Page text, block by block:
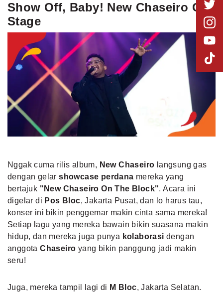
Show Off, Baby! New Chaseiro On
Stage
Nggak cuma rilis album, New Chaseiro langsung gas
dengan gelarshowcase perdana mereka yang
bertajuk "New Chaseiro On The Block". Acara ini
digelar di Pos Bloc, Jakarta Pusat, dan lo harus tau,
konser ini bikin penggemar makin cinta sama mereka!
Setiap lagu yang mereka bawain bikin suasana makin
hidup, dan mereka juga punya kolaborasi dengan
anggotaChaseiro yang bikin panggung jadi makin
seru!
Juga, mereka tampil lagi di M Bloc, Jakarta Selatan.